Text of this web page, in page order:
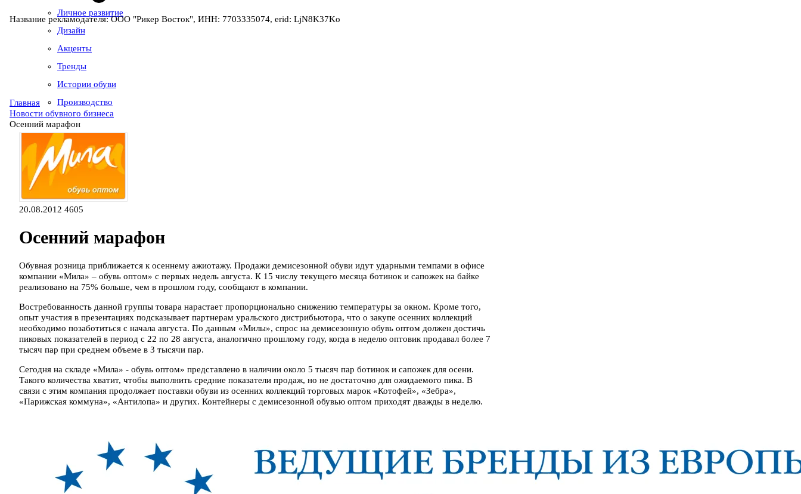
Личное развитие
Дизайн
Акценты
Тренды
Истории обуви
Производство
Название рекламодателя: ООО "Рикер Восток", ИНН: 7703335074, erid: LjN8K37Ko
Главная
Новости обувного бизнеса
Осенний марафон
20.08.2012 4605
Осенний марафон
Обувная розница приближается к осеннему ажиотажу. Продажи демисезонной обуви идут ударными темпами в офисе
компании «Мила» – обувь оптом» с первых недель августа. К 15 числу текущего месяца ботинок и сапожек на байке
реализовано на 75% больше, чем в прошлом году, сообщают в компании.
Востребованность данной группы товара нарастает пропорционально снижению температуры за окном. Кроме того,
опыт участия в презентациях подсказывает партнерам уральского дистрибьютора, что о закупе осенних коллекций
необходимо позаботиться с начала августа. По данным «Милы», спрос на демисезонную обувь оптом должен достичь
пиковых показателей в период с 22 по 28 августа, аналогично прошлому году, когда в неделю оптовик продавал более 7
тысяч пар при среднем объеме в 3 тысячи пар.
Сегодня на складе «Мила» - обувь оптом» представлено в наличии около 5 тысяч пар ботинок и сапожек для осени.
Такого количества хватит, чтобы выполнить средние показатели продаж, но не достаточно для ожидаемого пика. В
связи с этим компания продолжает поставки обуви из осенних коллекций торговых марок «Котофей», «Зебра»,
«Парижская коммуна», «Антилопа» и других. Контейнеры с демисезонной обувью оптом приходят дважды в неделю.